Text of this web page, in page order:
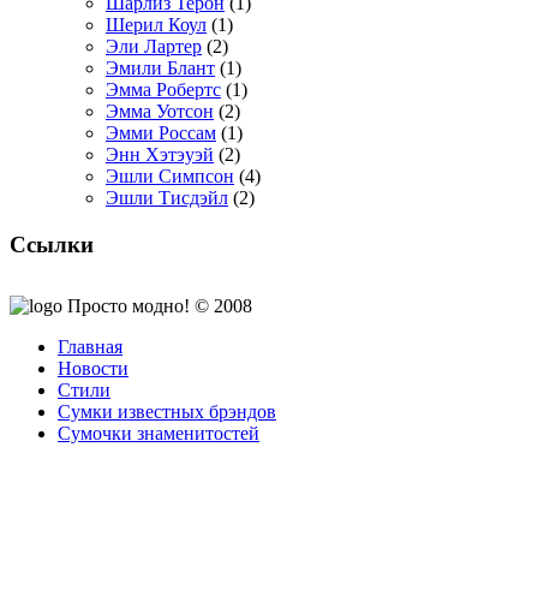
Шерил Коул (1)
Эли Лартер (2)
Эмили Блант (1)
Эмма Робертс (1)
Эмма Уотсон (2)
Эмми Россам (1)
Энн Хэтэуэй (2)
Эшли Симпсон (4)
Эшли Тисдэйл (2)
Ссылки
Просто модно! © 2008
Главная
Новости
Стили
Сумки известных брэндов
Сумочки знаменитостей